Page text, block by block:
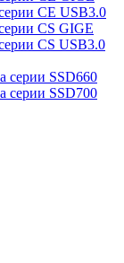
CE USB3.0
CS GIGE
CS USB3.0
серии SSD660
серии SSD700